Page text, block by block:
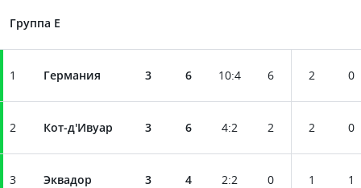
Группа E
1 Германия 3 6 10:4 6 2 0
2 Кот-д'Ивуар 3 6 4:2 2 2 0
3 Эквадор 3 4 2:2 0 1 1